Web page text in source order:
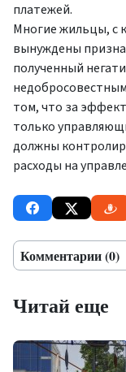
платежей.
Многие жильцы, с
вынуждены
полученный
том, что за
только
должны
расходы на
Комментарии (0)
Читай еще